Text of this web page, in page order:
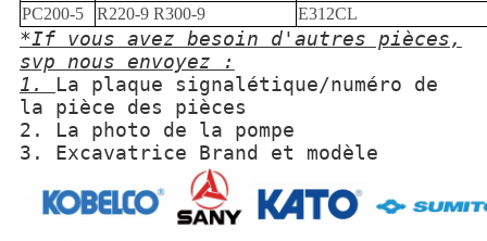
PC200-5
R220-9 R300-9 E312CL
*If vous avez besoin d'autres pièces,
svp nous envoyez :
1. La plaque signalétique/numéro de
la pièce des pièces
2. La photo de la pompe
3. Excavatrice Brand et modèle